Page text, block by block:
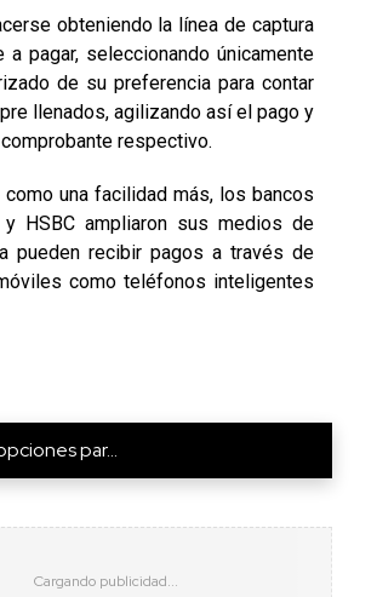
obteniendo la línea de captura
a pagar, seleccionando únicamente
de su preferencia para contar
llenados, agilizando así el pago y
respectivo.
como una facilidad más, los bancos
y HSBC ampliaron sus medios de
pueden recibir pagos a través de
como teléfonos inteligentes
par...